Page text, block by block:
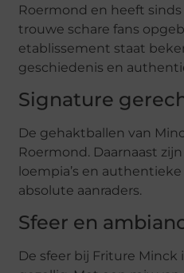
Roermond en heeft
trouwe schare fans
etablissement staat
geschiedenis en
Signature
De gehaktballen van
Roermond. Daarnaast
loempia’s en
absolute aanraders.
Sfeer en
De sfeer bij Friture